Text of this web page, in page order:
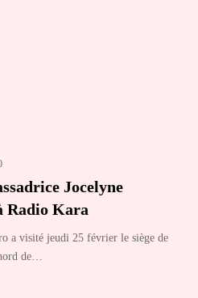
Jocelyne
Radio Kara
a visité jeudi 25 février le siège de
de…